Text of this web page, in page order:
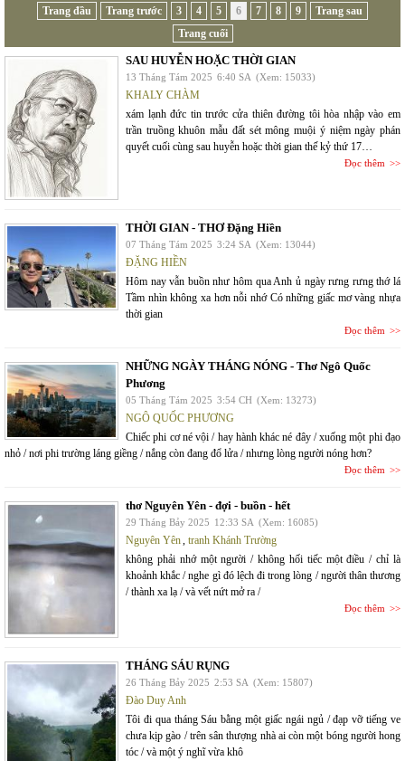
Trang đầu Trang trước 3 4 5 6 7 8 9
Trang sau
Trang cuối
SAU HUYỄN HOẶC THỜI GIAN
13 Tháng Tám 2025 6:40 SA (Xem: 15033)
KHALY CHÀM
xám lạnh đức tin trước cửa thiên đường tôi hòa nhập vào em
trần truồng khuôn mẫu đất sét mông muội ý niệm ngày phán
quyết cuối cùng sau huyễn hoặc thời gian thế kỷ thứ 17…
Đọc thêm
THỜI GIAN - THƠ Đặng Hiền
07 Tháng Tám 2025 3:24 SA (Xem: 13044)
ĐẶNG HIỀN
Hôm nay vẫn buồn như hôm qua Anh ủ ngày rưng rưng thớ lá
Tầm nhìn không xa hơn nỗi nhớ Có những giấc mơ vàng nhựa
thời gian
Đọc thêm
NHỮNG NGÀY THÁNG NÓNG - Thơ Ngô Quốc
Phương
05 Tháng Tám 2025 3:54 CH (Xem: 13273)
NGÔ QUỐC PHƯƠNG
Chiếc phi cơ né vội / hay hành khác né đây / xuống một phi đạo
nhỏ / nơi phi trường láng giềng / nắng còn đang đổ lửa / nhưng lòng người nóng hơn?
Đọc thêm
thơ Nguyên Yên - đợi - buồn - hết
29 Tháng Bảy 2025 12:33 SA (Xem: 16085)
Nguyên Yên, tranh Khánh Trường
không phải nhớ một người / không hối tiếc một điều / chỉ là
khoảnh khắc / nghe gì đó lệch đi trong lòng / người thân thương
/ thành xa lạ / và vết nứt mở ra /
Đọc thêm
THÁNG SÁU RỤNG
26 Tháng Bảy 2025 2:53 SA (Xem: 15807)
Đào Duy Anh
Tôi đi qua tháng Sáu bằng một giấc ngái ngủ / đạp vỡ tiếng ve
chưa kịp gào / trên sân thượng nhà ai còn một bóng người hong
tóc / và một ý nghĩ vừa khô